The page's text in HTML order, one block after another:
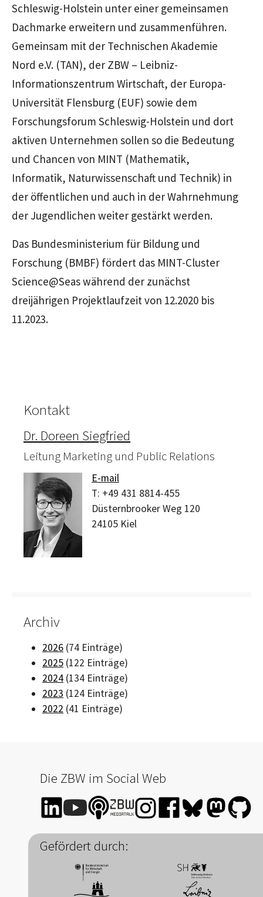
Schleswig-Holstein unter einer gemeinsamen
Dachmarke erweitern und zusammenführen.
Gemeinsam mit der Technischen Akademie
Nord e.V. (TAN), der ZBW – Leibniz-
Informationszentrum Wirtschaft, der Europa-
Universität Flensburg (EUF) sowie dem
Forschungsforum Schleswig-Holstein und dort
aktiven Unternehmen sollen so die Bedeutung
und Chancen von MINT (Mathematik,
Informatik, Naturwissenschaft und Technik) in
der öffentlichen und auch in der Wahrnehmung
der Jugendlichen weiter gestärkt werden.
Das Bundesministerium für Bildung und
Forschung (BMBF) fördert das MINT-Cluster
Science@Seas während der zunächst
dreijährigen Projektlaufzeit von 12.2020 bis
11.2023.
Kontakt
Dr. Doreen Siegfried
Leitung Marketing und Public Relations
E-mail
T: +49 431 8814-455
Düsternbrooker Weg 120
24105 Kiel
Archiv
2026 (74 Einträge)
2025 (122 Einträge)
2024 (134 Einträge)
2023 (124 Einträge)
2022 (41 Einträge)
Die ZBW im Social Web
Gefördert durch: